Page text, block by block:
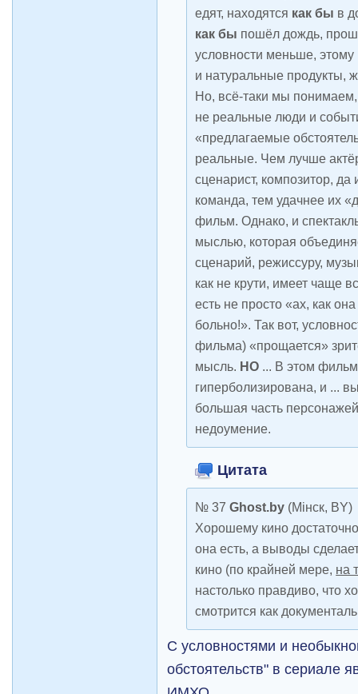
едят, находятся как бы в
как бы пошёл дождь,
условности меньше,
и натуральные продукты,
Но, всё-таки мы понимаем,
не реальные люди и
«предлагаемые
реальные. Чем лучше
сценарист, композитор,
команда, тем удачнее их
фильм. Однако, и
мыслью, которая
сценарий, режиссуру,
как не крути, имеет чаще
есть не просто «ах, как
больно!». Так вот,
фильма) «прощается»
мысль. НО ... В этом
гиперболизирована, и ...
большая часть
недоумение.
Цитата
№ 37Ghost.by (Мiнск, BY)
Хорошему кино
она есть, а выводы
кино (по крайней мере, на
настолько правдиво, что
смотрится как
С условностями и
обстоятельств" в сериале